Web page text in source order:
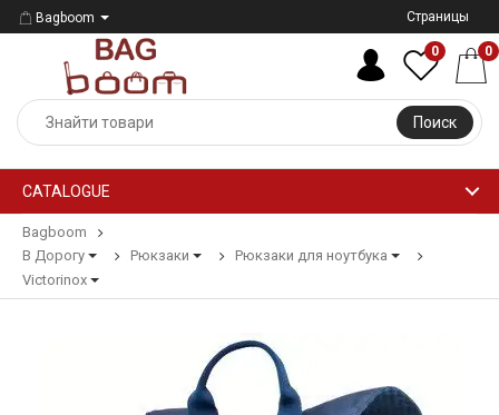
Bagboom Страницы
Поиск
0 0
CATALOGUE
Bagboom
В Дорогу
Рюкзаки
Рюкзаки для ноутбука
Victorinox